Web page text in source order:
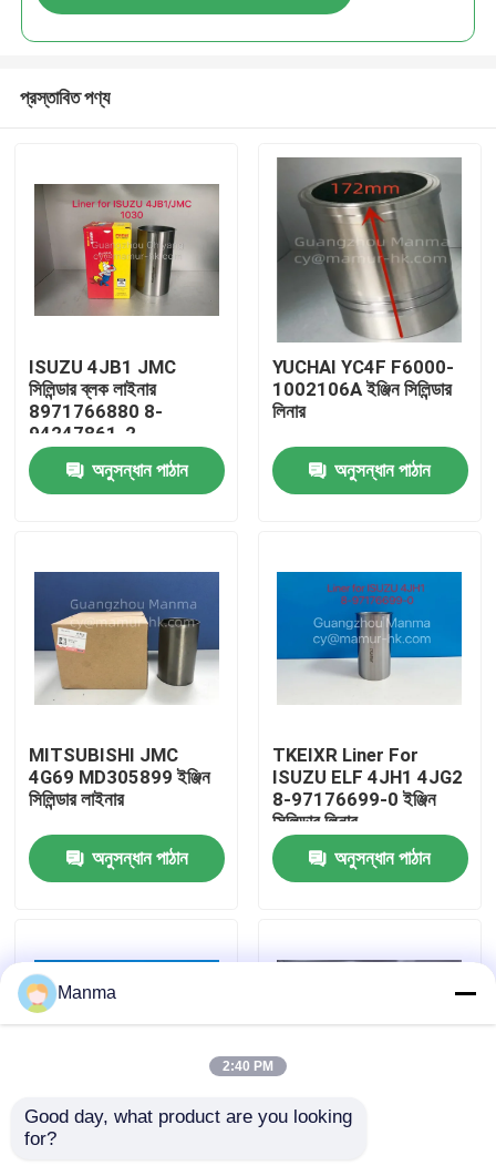
আমাদের সম্পর্কে
কারখানা ভ্রমণ
মান নিয়ন্ত্রণ
যোগাযোগ করুন
ট্রাক অটো পার্ট
প্রস্তাবিত পণ্য
ISUZU 4JB1 JMC
সিলিন্ডার ব্লক লাইনার
8971766880 8-
94247861-2
অনুসন্ধান পাঠান
YUCHAI YC4F F6000-
1002106A ইঞ্জিন সিলিন্ডার
লিনার
অনুসন্ধান পাঠান
MITSUBISHI JMC
4G69 MD305899 ইঞ্জিন
সিলিন্ডার লাইনার
অনুসন্ধান পাঠান
TKEIXR Liner For
ISUZU ELF 4JH1 4JG2
8-97176699-0 ইঞ্জিন
সিলিন্ডার লিনার
অনুসন্ধান পাঠান
ইসুজু এনকেআর 4JB1 JMC
Manma
2:40 PM
Good day, what product are you looking
for?